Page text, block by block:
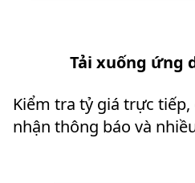
Tải xuống ứng
Kiểm tra tỷ giá trực
nhận thông báo và